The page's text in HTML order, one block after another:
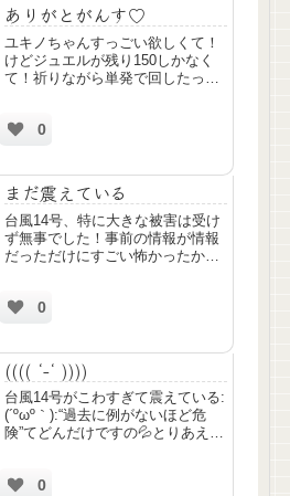
ありがとがんす♡
ユキノちゃんすっごい欲しくて！
けどジュエルが残り150しかなく
て！祈りながら単発で回したっ
ンミ(ヴァルゴ杯)でも頑張ってく
0
まだ震えている
台風14号、特に大きな被害は受け
ず無事でした！事前の情報が情報
だっただけにすごい怖かったから
ます！ところでこないだ応募した
0
(((( ‘-‘ ))))
台風14号がこわすぎて震えている:
(´ºωº｀):“過去に例がないほど危
険”てどんだけですの💦とりあえず
りだけどあと何備えとけばよいか
0